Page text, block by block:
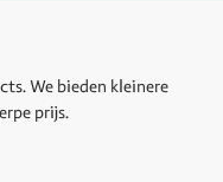
We bieden kleinere
prijs.